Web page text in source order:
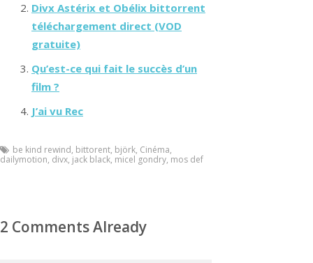
Divx Astérix et Obélix bittorrent
téléchargement direct (VOD
gratuite)
Qu’est-ce qui fait le succès d’un
film ?
J’ai vu Rec
be kind rewind, bittorent, björk, Cinéma,
dailymotion, divx, jack black, micel gondry, mos def
2 Comments Already